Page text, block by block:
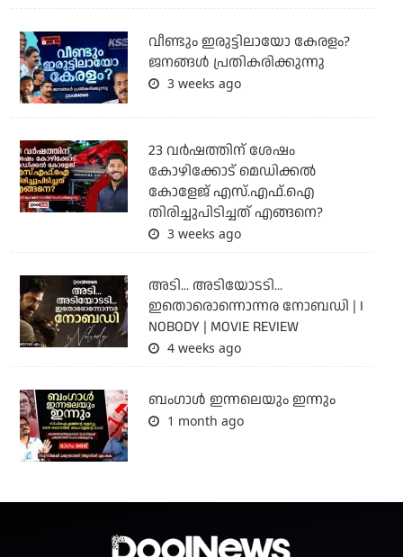
വീണ്ടും ഇരുട്ടിലായോ കേരളം?
ജനങ്ങൾ പ്രതികരിക്കുന്നു
3 weeks ago
23 വർഷത്തിന് ശേഷം
കോഴിക്കോട് മെഡിക്കൽ
കോളേജ് എസ്.എഫ്.ഐ
തിരിച്ചുപിടിച്ചത് എങ്ങനെ?
3 weeks ago
അടി... അടിയോടടി...
ഇതൊരൊന്നൊന്നര നോബഡി | I
NOBODY | MOVIE REVIEW
4 weeks ago
ബംഗാള്‍ ഇന്നലെയും ഇന്നും
1 month ago